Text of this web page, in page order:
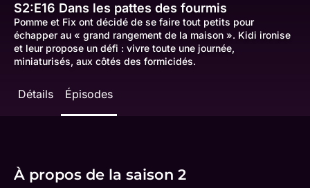
S2:E16 Dans les pattes des fourmis
Pomme et Fix ont décidé de se faire tout petits pour
échapper au « grand rangement de la maison ». Kidi ironise
et leur propose un défi : vivre toute une journée,
miniaturisés, aux côtés des formicidés.
Détails Épisodes
À propos de la saison 2